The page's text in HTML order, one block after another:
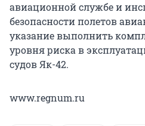
авиационной службе и
безопасности полетов
указание выполнить
уровня риска в
судов Як-42.
www.regnum.ru